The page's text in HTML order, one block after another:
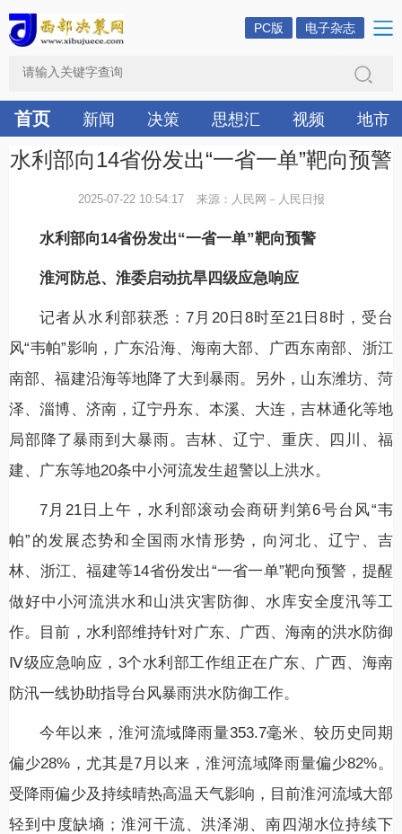
PC版 电子杂志
首页 新闻 决策 思想汇 视频 地市
水利部向14省份发出“一省一单”靶向预警
2025-07-22 10:54:17 来源：人民网－人民日报
水利部向14省份发出“一省一单”靶向预警
淮河防总、淮委启动抗旱四级应急响应
记者从水利部获悉：7月20日8时至21日8时，受台
风“韦帕”影响，广东沿海、海南大部、广西东南部、浙江
南部、福建沿海等地降了大到暴雨。另外，山东潍坊、菏
泽、淄博、济南，辽宁丹东、本溪、大连，吉林通化等地
局部降了暴雨到大暴雨。吉林、辽宁、重庆、四川、福
建、广东等地20条中小河流发生超警以上洪水。
7月21日上午，水利部滚动会商研判第6号台风“韦
帕”的发展态势和全国雨水情形势，向河北、辽宁、吉
林、浙江、福建等14省份发出“一省一单”靶向预警，提醒
做好中小河流洪水和山洪灾害防御、水库安全度汛等工
作。目前，水利部维持针对广东、广西、海南的洪水防御
Ⅳ级应急响应，3个水利部工作组正在广东、广西、海南
防汛一线协助指导台风暴雨洪水防御工作。
今年以来，淮河流域降雨量353.7毫米、较历史同期
偏少28%，尤其是7月以来，淮河流域降雨量偏少82%。
受降雨偏少及持续晴热高温天气影响，目前淮河流域大部
轻到中度缺墒；淮河干流、洪泽湖、南四湖水位持续下